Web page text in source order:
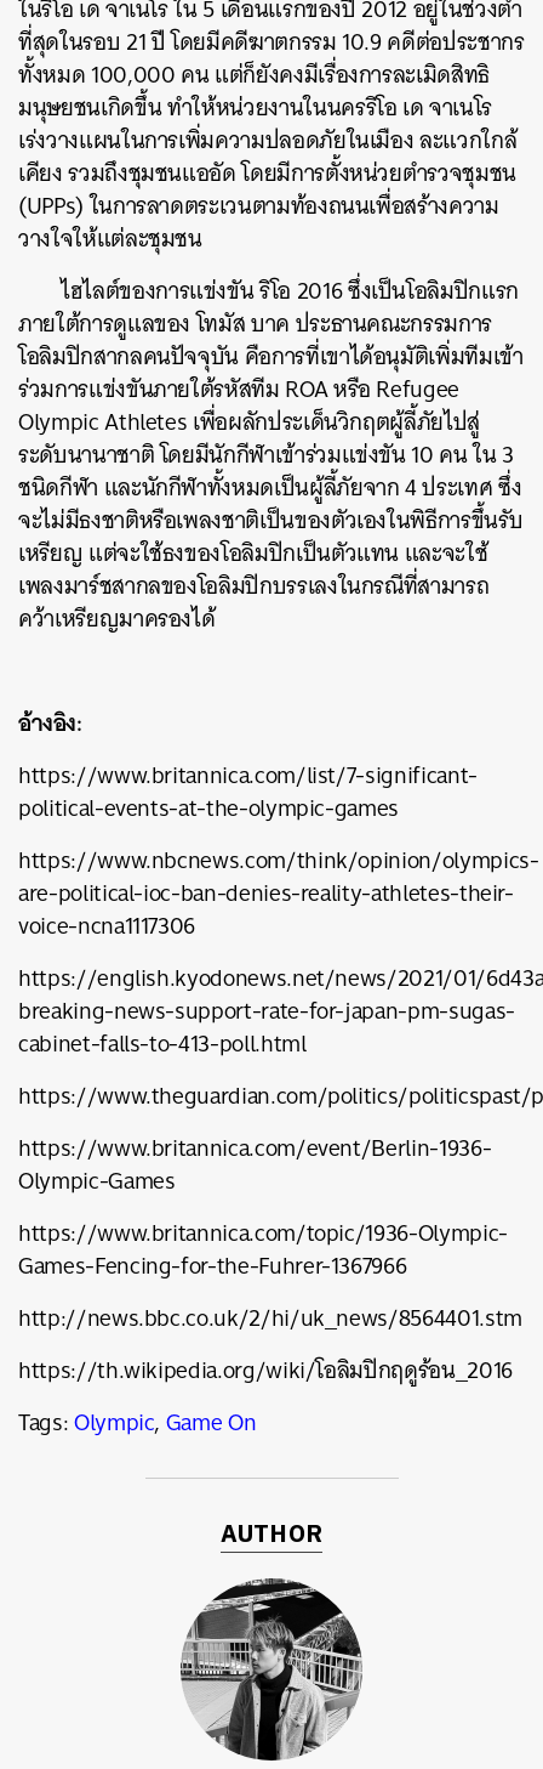
ในริโอ เด จาเนโร ใน 5 เดือนแรกของปี 2012 อยู่ในช่วงต่ำ
ที่สุดในรอบ 21 ปี โดยมีคดีฆาตกรรม 10.9 คดีต่อประชากร
ทั้งหมด 100,000 คน แต่ก็ยังคงมีเรื่องการละเมิดสิทธิ
มนุษยชนเกิดขึ้น ทำให้หน่วยงานในนครริโอ เด จาเนโร
เร่งวางแผนในการเพิ่มความปลอดภัยในเมือง ละแวกใกล้
เคียง รวมถึงชุมชนแออัด โดยมีการตั้งหน่วยตำรวจชุมชน
(UPPs) ในการลาดตระเวนตามท้องถนนเพื่อสร้างความ
วางใจให้แต่ละชุมชน
ไฮไลต์ของการแข่งขัน ริโอ 2016 ซึ่งเป็นโอลิมปิกแรก
ภายใต้การดูแลของ โทมัส บาค ประธานคณะกรรมการ
โอลิมปิกสากลคนปัจจุบัน คือการที่เขาได้อนุมัติเพิ่มทีมเข้า
ร่วมการแข่งขันภายใต้รหัสทีม ROA หรือ Refugee
Olympic Athletes เพื่อผลักประเด็นวิกฤตผู้ลี้ภัยไปสู่
ระดับนานาชาติ โดยมีนักกีฬาเข้าร่วมแข่งขัน 10 คน ใน 3
ชนิดกีฬา และนักกีฬาทั้งหมดเป็นผู้ลี้ภัยจาก 4 ประเทศ ซึ่ง
จะไม่มีธงชาติหรือเพลงชาติเป็นของตัวเองในพิธีการขึ้นรับ
เหรียญ แต่จะใช้ธงของโอลิมปิกเป็นตัวแทน และจะใช้
เพลงมาร์ชสากลของโอลิมปิกบรรเลงในกรณีที่สามารถ
คว้าเหรียญมาครองได้
อ้างอิง:
https://www.britannica.com/list/7-significant-
political-events-at-the-olympic-games
https://www.nbcnews.com/think/opinion/olympics-
are-political-ioc-ban-denies-reality-athletes-their-
voice-ncna1117306
https://english.kyodonews.net/news/2021/01/
breaking-news-support-rate-for-japan-pm-sugas-
cabinet-falls-to-413-poll.html
https://www.theguardian.com/politics/politicspast/
https://www.britannica.com/event/Berlin-1936-
Olympic-Games
https://www.britannica.com/topic/1936-Olympic-
Games-Fencing-for-the-Fuhrer-1367966
http://news.bbc.co.uk/2/hi/uk_news/8564401.stm
https://th.wikipedia.org/wiki/โอลิมปิกฤดูร้อน_2016
Tags:Olympic,Game On
AUTHOR
SHARE TWEET LINE